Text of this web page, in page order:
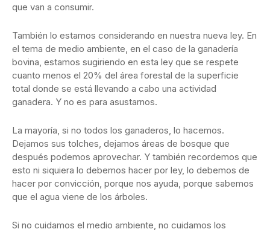
que van a consumir.
También lo estamos considerando en nuestra nueva ley. En
el tema de medio ambiente, en el caso de la ganadería
bovina, estamos sugiriendo en esta ley que se respete
cuanto menos el 20% del área forestal de la superficie
total donde se está llevando a cabo una actividad
ganadera. Y no es para asustarnos.
La mayoría, si no todos los ganaderos, lo hacemos.
Dejamos sus tolches, dejamos áreas de bosque que
después podemos aprovechar. Y también recordemos que
esto ni siquiera lo debemos hacer por ley, lo debemos de
hacer por convicción, porque nos ayuda, porque sabemos
que el agua viene de los árboles.
Si no cuidamos el medio ambiente, no cuidamos los